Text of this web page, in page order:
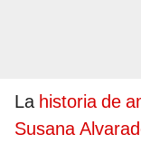
La historia de
Susana